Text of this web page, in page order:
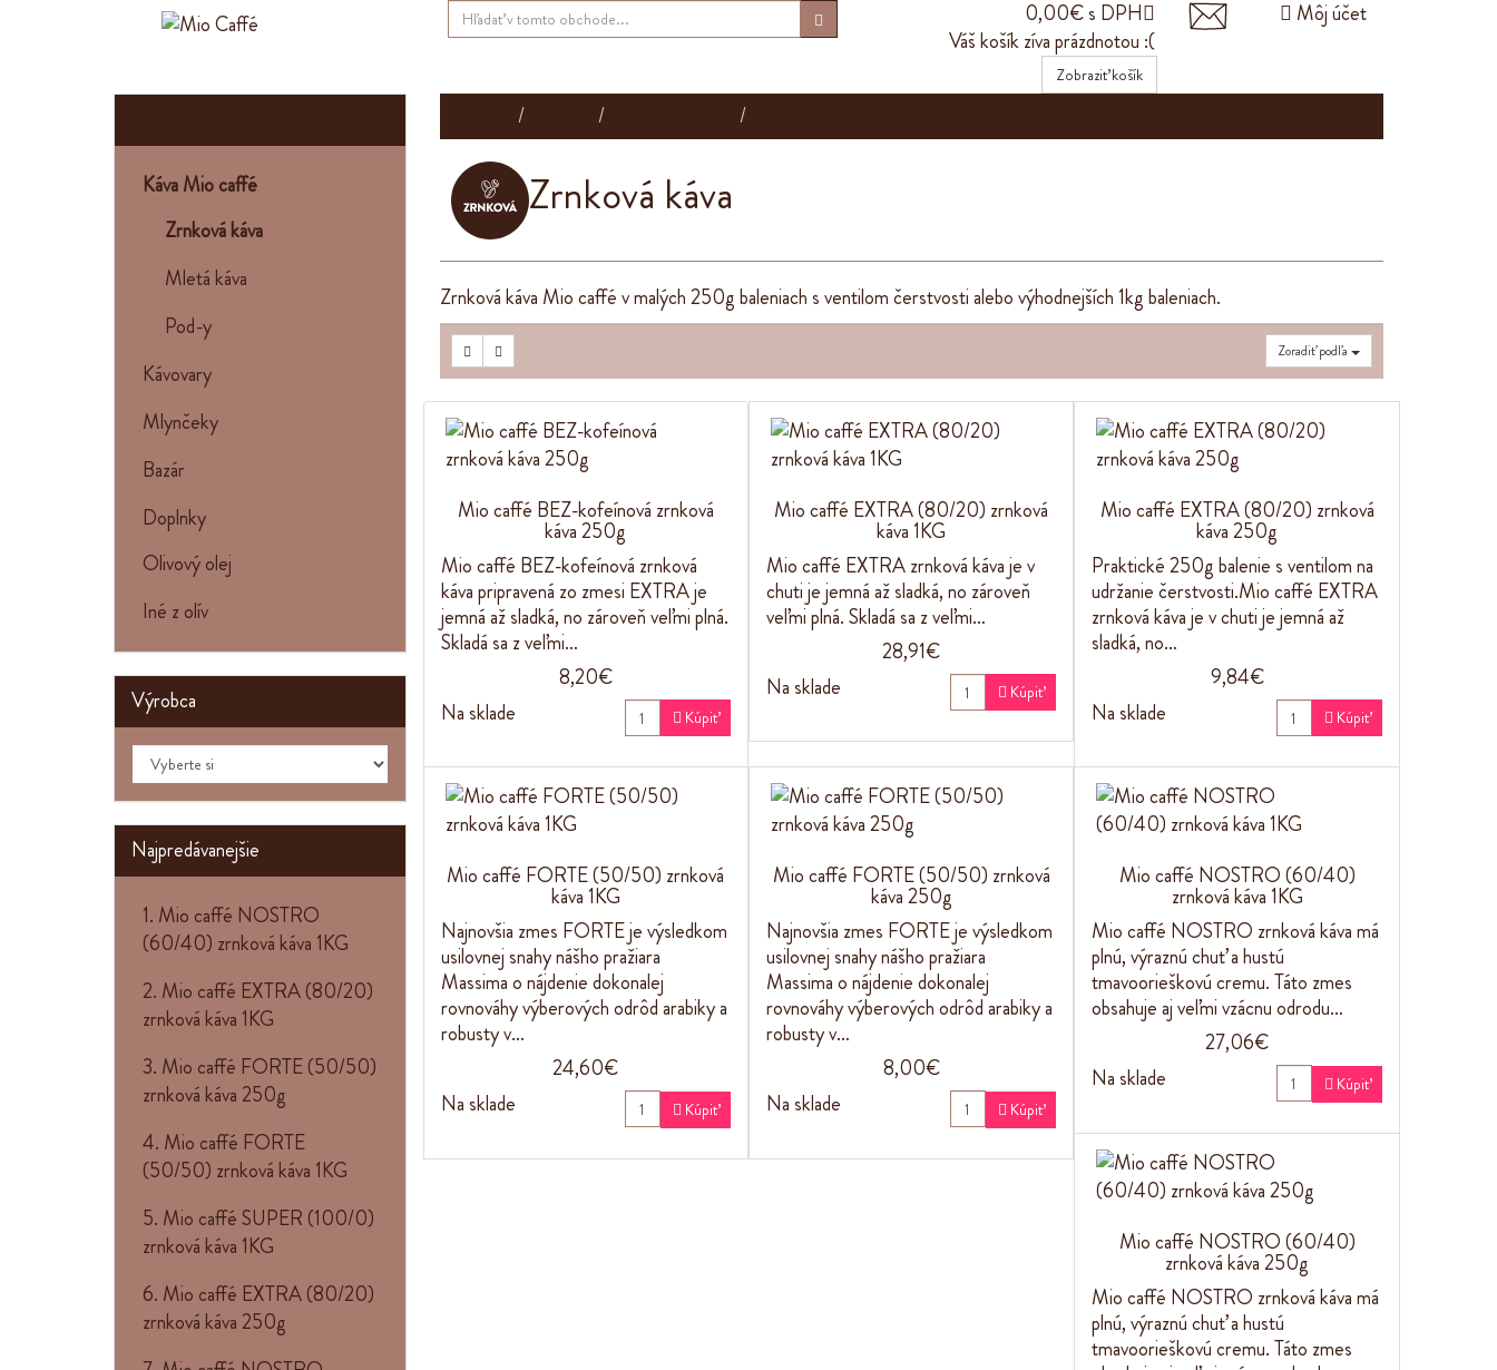
0,00€ s DPH
Váš košík zíva prázdnotou :(
Zobraziť košík
 Môj účet
Zrnková káva
Zrnková káva Mio caffé v malých 250g baleniach s ventilom čerstvosti alebo výhodnejších 1kg baleniach.
Zoradiť podľa
Mio caffé BEZ-kofeínová zrnková
káva 250g
Mio caffé BEZ-kofeínová zrnková
káva pripravená zo zmesi EXTRA je
jemná až sladká, no zároveň veľmi plná.
Skladá sa z veľmi…
8,20€
Na sklade
 Kúpiť
Mio caffé EXTRA (80/20) zrnková
káva 1KG
Mio caffé EXTRA zrnková káva je v
chuti je jemná až sladká, no zároveň
veľmi plná. Skladá sa z veľmi…
28,91€
Na sklade
 Kúpiť
Mio caffé EXTRA (80/20) zrnková
káva 250g
Praktické 250g balenie s ventilom na
udržanie čerstvosti.Mio caffé EXTRA
zrnková káva je v chuti je jemná až
sladká, no…
9,84€
Na sklade
 Kúpiť
Mio caffé FORTE (50/50) zrnková
káva 1KG
Najnovšia zmes FORTE je výsledkom
usilovnej snahy nášho pražiara
Massima o nájdenie dokonalej
rovnováhy výberových odrôd arabiky a
robusty v…
24,60€
Na sklade
 Kúpiť
Mio caffé FORTE (50/50) zrnková
káva 250g
Najnovšia zmes FORTE je výsledkom
usilovnej snahy nášho pražiara
Massima o nájdenie dokonalej
rovnováhy výberových odrôd arabiky a
robusty v…
8,00€
Na sklade
 Kúpiť
Mio caffé NOSTRO (60/40)
zrnková káva 1KG
Mio caffé NOSTRO zrnková káva má
plnú, výraznú chuť a hustú
tmavoorieškovú cremu. Táto zmes
obsahuje aj veľmi vzácnu odrodu…
27,06€
Na sklade
 Kúpiť
Mio caffé NOSTRO (60/40)
zrnková káva 250g
Mio caffé NOSTRO zrnková káva má
plnú, výraznú chuť a hustú
tmavoorieškovú cremu. Táto zmes
Káva Mio caffé
Zrnková káva
Mletá káva
Pod-y
Kávovary
Mlynčeky
Bazár
Doplnky
Olivový olej
Iné z olív
Výrobca
Najpredávanejšie
1. Mio caffé NOSTRO
(60/40) zrnková káva 1KG
2. Mio caffé EXTRA (80/20)
zrnková káva 1KG
3. Mio caffé FORTE (50/50)
zrnková káva 250g
4. Mio caffé FORTE
(50/50) zrnková káva 1KG
5. Mio caffé SUPER (100/0)
zrnková káva 1KG
6. Mio caffé EXTRA (80/20)
zrnková káva 250g